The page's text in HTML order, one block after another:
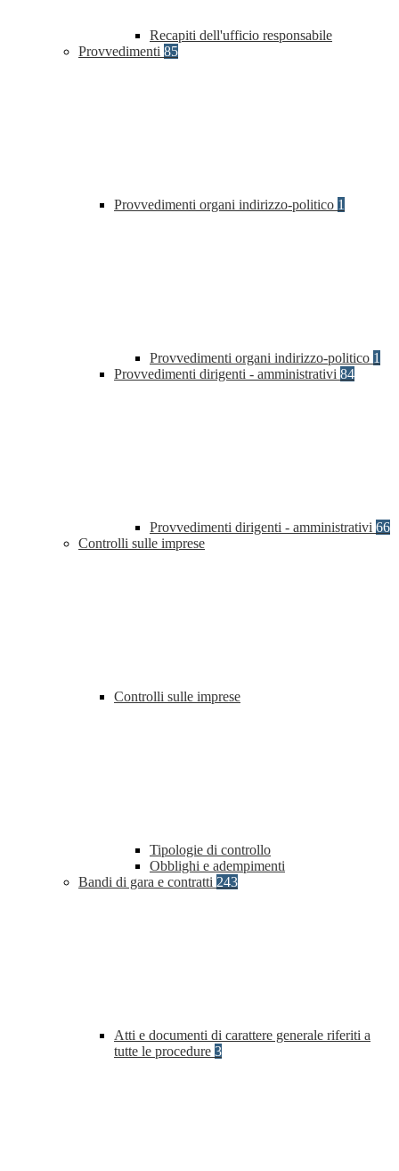
Recapiti dell'ufficio responsabile
Provvedimenti 85
Provvedimenti organi indirizzo-politico 1
Provvedimenti organi indirizzo-politico 1
Provvedimenti dirigenti - amministrativi 84
Provvedimenti dirigenti - amministrativi 66
Controlli sulle imprese
Controlli sulle imprese
Tipologie di controllo
Obblighi e adempimenti
Bandi di gara e contratti 243
Atti e documenti di carattere generale riferiti a
tutte le procedure 3